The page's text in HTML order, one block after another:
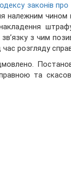
законів
належним чином
з чим
час розгляду
та